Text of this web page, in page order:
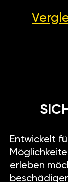
Entwickelt
erleben